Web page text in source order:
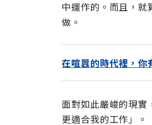
中運作的。而且，
做。
在喧囂的時代裡，你
面對如此嚴峻的現實
更適合我的工作」。